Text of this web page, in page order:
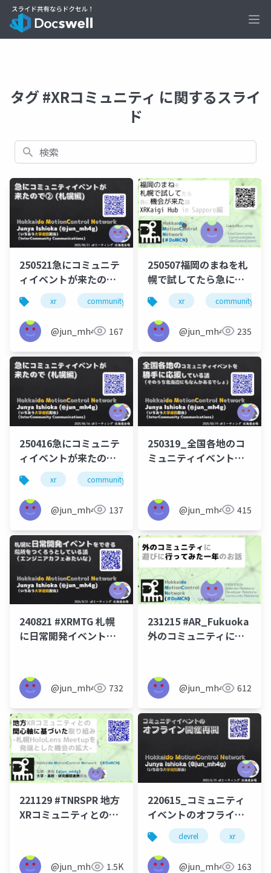
タグ #XRコミュニティ に関するスライ
ド
検索
250521急にコミュニテ
ィイベントが来たので
②
xr community domcn incommcomm
@jun_mh4g 167
250507福岡のまねを札
幌で試してたら急に機
会が来た話 XRKaigi
Hub in Sapporo編
xr community
@jun_mh4g235
250416急にコミュニテ
ィイベントが来たので
（札幌編）
xr community
@jun_mh4g 137
250319_全国各地のコ
ミュニティイベントを
@jun_mh4g415
240821 #XRMTG 札幌
に日常開発イベントを
@jun_mh4g732
231215 #AR_Fukuoka
外のコミュニティに遊
@jun_mh4g612
221129 #TNRSPR 地方
XRコミュニティとの関
@jun_mh4g1.5K
220615_コミュニティ
イベントのオフライン
開催再開devrel xr
@jun_mh4g 163